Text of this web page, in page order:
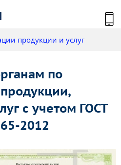
продукции и услуг
по
с учетом ГОСТ
2012